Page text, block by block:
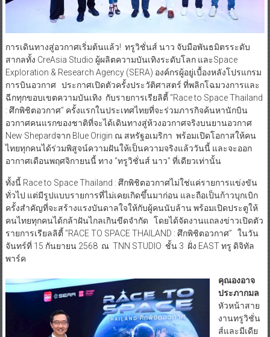
การเดินทางสู่อวกาศเริ่มต้นแล้ว! ทรูวิชั่นส์ นาว จับมือพันธมิตรระดับ
สากลทั้ง CreAsia Studio ผู้ผลิตความบันเทิงระดับโลก และSpace
Exploration & Research Agency (SERA) องค์กรผู้อยู่เบื้องหลังโปรแกรม
การบินอวกาศ ประกาศเปิดตัวครั้งประวัติศาสตร์ ที่พลิกโฉมวงการและ
ฉีกทุกขอบเขตความบันเทิง กับรายการเรียลิตี้ “Race to Space Thailand
: ศึกพิชิตอวกาศ” ครั้งแรกในประเทศไทยที่จะร่วมภารกิจค้นหานักบิน
อวกาศคนแรกของชาติที่จะได้เดินทางสู่ห้วงอวกาศจริงบนยานอวกาศ
New Shepardจาก Blue Origin ณ สหรัฐอเมริกา พร้อมเปิดโอกาสให้คน
ไทยทุกคนได้ร่วมพิสูจน์ความฝันให้เป็นความจริงแล้ววันนี้ และจะออก
อากาศเดือนพฤศจิกายนนี้ ทาง “ทรูวิชั่นส์ นาว” ที่เดียวเท่านั้น
ทั้งนี้ Race to Space Thailand : ศึกพิชิตอวกาศไม่ใช่แค่รายการแข่งขัน
ทั่วไป แต่มีรูปแบบรายการที่ไม่เคยเกิดขึ้นมาก่อน และถือเป็นก้าวบุกเบิก
ครั้งสำคัญที่จะสร้างแรงบันดาลใจให้กับผู้คนนับล้าน พร้อมเปิดประตูให้
คนไทยทุกคนได้กล้าฝันไกลเกินขีดจำกัด โดยได้จัดงานแถลงข่าวเปิดตัว
รายการเรียลลิตี้ “RACE TO SPACE THAILAND : ศึกพิชิตอวกาศ” ในวัน
จันทร์ที่ 15 กันยายน 2568 ณ TNN STUDIO ชั้น 3 ฝั่ง EAST ทรู ดิจิทัล
พาร์ค
คุณองอาจ
ประภากมล
หัวหน้าสาย
งานทรูวิชั่น
ส์และมีเดีย